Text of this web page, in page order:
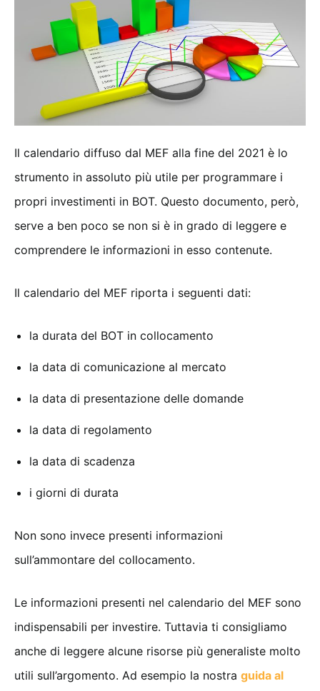
Il calendario diffuso dal MEF alla fine del 2021 è lo
strumento in assoluto più utile per programmare i
propri investimenti in BOT. Questo documento, però,
serve a ben poco se non si è in grado di leggere e
comprendere le informazioni in esso contenute.
Il calendario del MEF riporta i seguenti dati:
la durata del BOT in collocamento
la data di comunicazione al mercato
la data di presentazione delle domande
la data di regolamento
la data di scadenza
i giorni di durata
Non sono invece presenti informazioni
sull’ammontare del collocamento.
Le informazioni presenti nel calendario del MEF sono
indispensabili per investire. Tuttavia ti consigliamo
anche di leggere alcune risorse più generaliste molto
utili sull’argomento. Ad esempio la nostra guida al